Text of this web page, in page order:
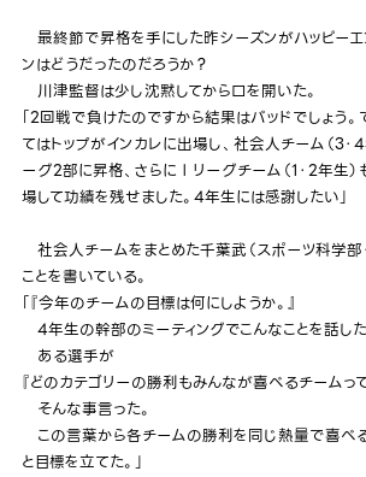
最終節で昇格を手にした昨シーズンがハッピーエ
ンはどうだったのだろうか？
川津監督は少し沈黙してから口を開いた。
「2回戦で負けたのですから結果はバッドでしょう
てはトップがインカレに出場し、社会人チーム（3
ーグ2部に昇格、さらにⅠリーグチーム（1・2年生
場して功績を残せました。4年生には感謝したい」
社会人チームをまとめた千葉武（スポーツ科学部
ことを書いている。
「『今年のチームの目標は何にしようか。』
4年生の幹部のミーティングでこんなことを話した
ある選手が
『どのカテゴリーの勝利もみんなが喜べるチームっ
そんな事言った。
この言葉から各チームの勝利を同じ熱量で喜べ
と目標を立てた。」